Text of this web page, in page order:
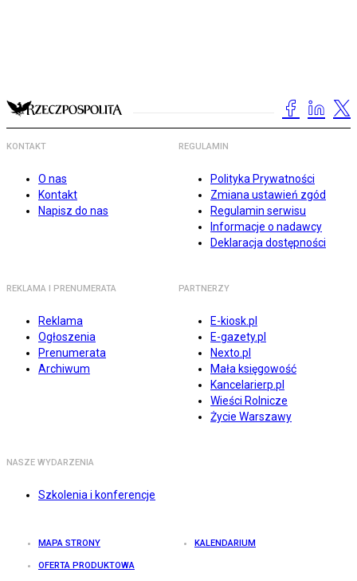
KONTAKT
O nas
Kontakt
Napisz do nas
REGULAMIN
Polityka Prywatności
Zmiana ustawień zgód
Regulamin serwisu
Informacje o nadawcy
Deklaracja dostępności
REKLAMA I PRENUMERATA
Reklama
Ogłoszenia
Prenumerata
Archiwum
PARTNERZY
E-kiosk.pl
E-gazety.pl
Nexto.pl
Mała księgowość
Kancelarierp.pl
Wieści Rolnicze
Życie Warszawy
NASZE WYDARZENIA
Szkolenia i konferencje
MAPA STRONY KALENDARIUM
OFERTA PRODUKTOWA